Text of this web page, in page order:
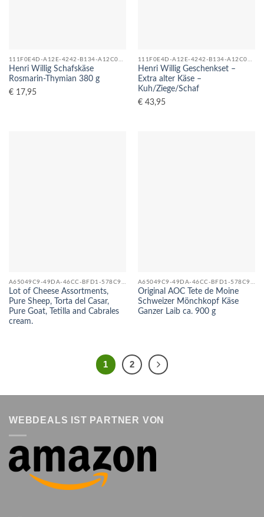
Henri Willig Schafskäse
Rosmarin-Thymian 380 g
€17,95
Henri Willig Geschenkset –
Extra alter Käse –
Kuh/Ziege/Schaf
€43,95
Lot of Cheese Assortments,
Pure Sheep, Torta del Casar,
Pure Goat, Tetilla and Cabrales
cream.
Original AOC Tete de Moine
Schweizer Mönchkopf Käse
Ganzer Laib ca. 900 g
1 2
WEBDEALS IST PARTNER VON